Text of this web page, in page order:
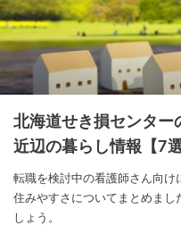
北海道せき損センター
近辺の暮らし情報【7選
転職を検討中の看護師さん向
住みやすさについてまとめまし
しょう。